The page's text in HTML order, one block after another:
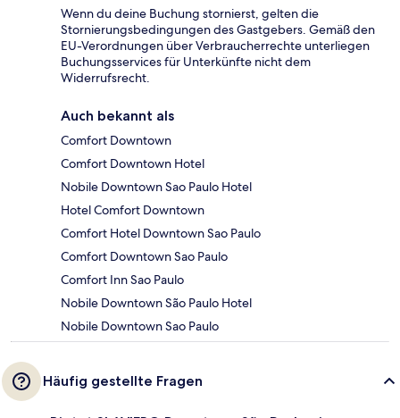
Wenn du deine Buchung stornierst, gelten die
Stornierungsbedingungen des Gastgebers. Gemäß den
EU-Verordnungen über Verbraucherrechte unterliegen
Buchungsservices für Unterkünfte nicht dem
Widerrufsrecht.
Auch bekannt als
Comfort Downtown
Comfort Downtown Hotel
Nobile Downtown Sao Paulo Hotel
Hotel Comfort Downtown
Comfort Hotel Downtown Sao Paulo
Comfort Downtown Sao Paulo
Comfort Inn Sao Paulo
Nobile Downtown São Paulo Hotel
Nobile Downtown Sao Paulo
Häufig gestellte Fragen